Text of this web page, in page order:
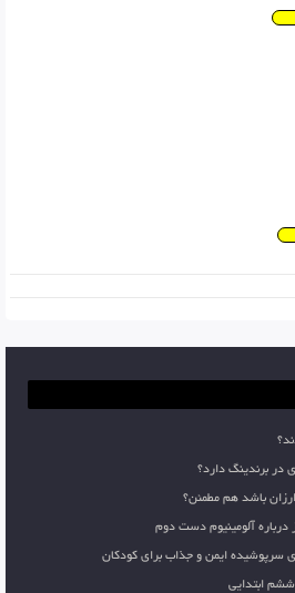
در برندینگ دارد؟
باشد هم مطمئن؟
درباره آلومینیوم دست دوم
سرپوشیده ایمن و جذاب برای کودکان
ابتدایی